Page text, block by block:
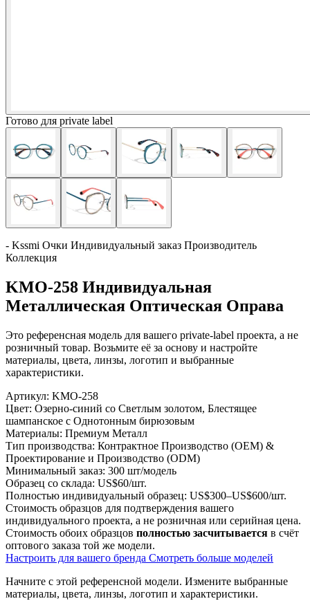
Готово для private label
- Kssmi Очки Индивидуальный заказ Производитель
Коллекция
KMO-258 Индивидуальная
Металлическая Оптическая Оправа
Это референсная модель для вашего private-label проекта, а не
розничный товар. Возьмите её за основу и настройте
материалы, цвета, линзы, логотип и выбранные
характеристики.
Артикул: KMO-258
Цвет: Озерно-синий со Светлым золотом, Блестящее
шампанское с Однотонным бирюзовым
Материалы: Премиум Металл
Тип производства: Контрактное Производство (OEM) &
Проектирование и Производство (ODM)
Минимальный заказ: 300 шт/модель
Образец со склада: US$60/шт.
Полностью индивидуальный образец: US$300–US$600/шт.
Стоимость образцов для подтверждения вашего
индивидуального проекта, а не розничная или серийная цена.
Стоимость обоих образцов полностью засчитывается в счёт
оптового заказа той же модели.
Настроить для вашего бренда Смотреть больше моделей
Начните с этой референсной модели. Измените выбранные
материалы, цвета, линзы, логотип и характеристики.